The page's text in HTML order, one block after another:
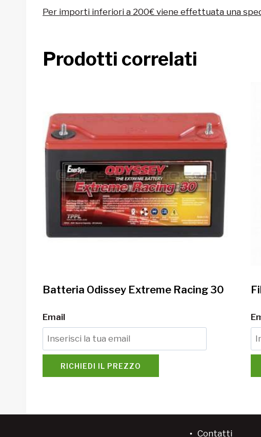
Per importi inferiori a 200€ viene effettuata una
Prodotti correlati
Batteria Odissey Extreme Racing 30
Email
RICHIEDI IL PREZZO
Contatti